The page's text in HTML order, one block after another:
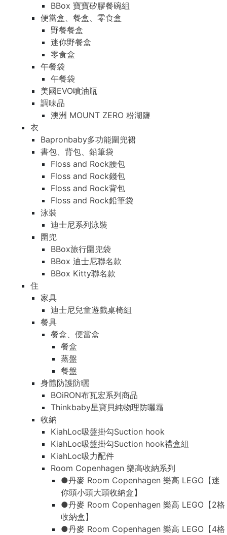
BBox 寶寶矽膠餐碗組
便當盒、餐盒、零食盒
野餐餐盒
迷你野餐盒
零食盒
午餐袋
午餐袋
美國EVO噴油瓶
調味品
澳洲 MOUNT ZERO 粉湖鹽
衣
Bapronbaby多功能圍兜裙
書包、背包、鉛筆袋
Floss and Rock腰包
Floss and Rock錢包
Floss and Rock背包
Floss and Rock鉛筆袋
泳裝
迪士尼系列泳裝
圍兜
BBox旅行圍兜袋
BBox 迪士尼聯名款
BBox Kitty聯名款
住
家具
迪士尼兒童遊戲桌椅組
餐具
餐盒、便當盒
餐盒
蒸盤
餐盤
身體防護防曬
BOiRON布瓦宏系列商品
Thinkbaby星寶貝純物理防曬霜
收納
KiahLoc吸盤掛勾Suction hook
KiahLoc吸盤掛勾Suction hook禮盒組
KiahLoc吸力配件
Room Copenhagen 樂高收納系列
●丹麥 Room Copenhagen 樂高 LEGO【迷
你頭小頭大頭收納盒】
●丹麥 Room Copenhagen 樂高 LEGO【2格
收納盒】
●丹麥 Room Copenhagen 樂高 LEGO【4格